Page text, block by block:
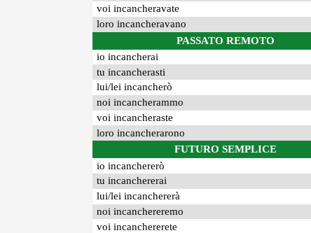
voi incancheravate
loro incancheravano
PASSATO REMOTO
io incancherai
tu incancherasti
lui/lei incancherò
noi incancherammo
voi incancheraste
loro incancherarono
FUTURO SEMPLICE
io incanchererò
tu incanchererai
lui/lei incanchererà
noi incanchereremo
voi incanchererete